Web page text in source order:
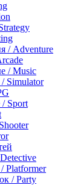
/ Adventure
/ Music
Simulator
Sport
Platformer
/ Party